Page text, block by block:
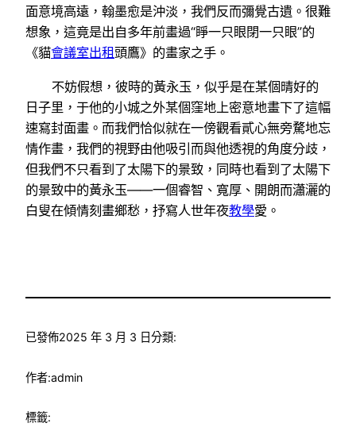
面意境高遠，翰墨愈是沖淡，我們反而彌覺古遺。很難
想象，這竟是出自多年前畫過“睜一只眼閉一只眼”的
《貓會議室出租頭鷹》的畫家之手。
不妨假想，彼時的黃永玉，似乎是在某個晴好的
日子里，于他的小城之外某個窪地上密意地畫下了這幅
速寫封面畫。而我們恰似就在一傍觀看貳心無旁騖地忘
情作畫，我們的視野由他吸引而與他透視的角度分歧，
但我們不只看到了太陽下的景致，同時也看到了太陽下
的景致中的黃永玉——一個睿智、寬厚、開朗而瀟灑的
白叟在傾情刻畫鄉愁，抒寫人世年夜教學愛。
已發佈2025 年 3 月 3 日分類:
作者:admin
標籤: